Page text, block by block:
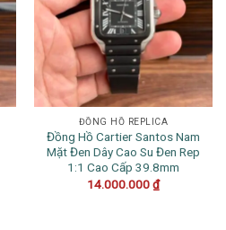
ĐỒNG HỒ REPLICA
Đồng Hồ Cartier Santos Nam
Mặt Đen Dây Cao Su Đen Rep
1:1 Cao Cấp 39.8mm
14.000.000₫